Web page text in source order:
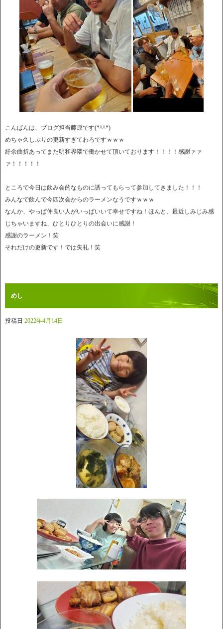
こんばんは、ブログ担当藤原です(*^^*)
めちゃ久しぶりの更新すぎてわろですｗｗｗ
紆余曲折あってまた明和界隈で働かせて頂いております！！！！感謝ァァ
ァ！！！！！
ところで今日は飲み会的なものに誘ってもらって参加してきました！！！
みんなで飲んで今四次会からのラーメンなうですｗｗｗ
なんか、やっぱ仲良い人がいっぱいいて幸せですね！ほんと、最近しみじみ感
じちゃいますね、ひとりひとりの出会いに感謝！
感謝のラーメン！笑
それだけの更新です！では失礼！笑
めし
投稿日 2022年4月14日